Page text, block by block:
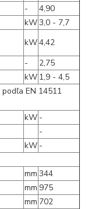
-
4,90
kW3,0 - 7,7
kW4,42
-
2,75
kW 1,9 - 4,5
podľa EN 14511
kW -
-
kW -
mm 344
mm 975
mm 702